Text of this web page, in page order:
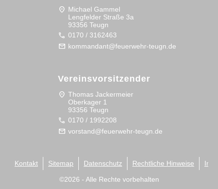
location_on Michael Gammel
Lengfelder Straße 3a
93356 Teugn
call 0170 / 3162463
mail kommandant@feuerwehr-teugn.de
Vereinsvorsitzender
location_on Thomas Jackermeier
Oberkager 1
93356 Teugn
call 0170 / 1992208
mail vorstand@feuerwehr-teugn.de
©2026 - Alle Rechte vorbehalten
Kontakt Sitemap Datenschutz Rechtliche Hinweise